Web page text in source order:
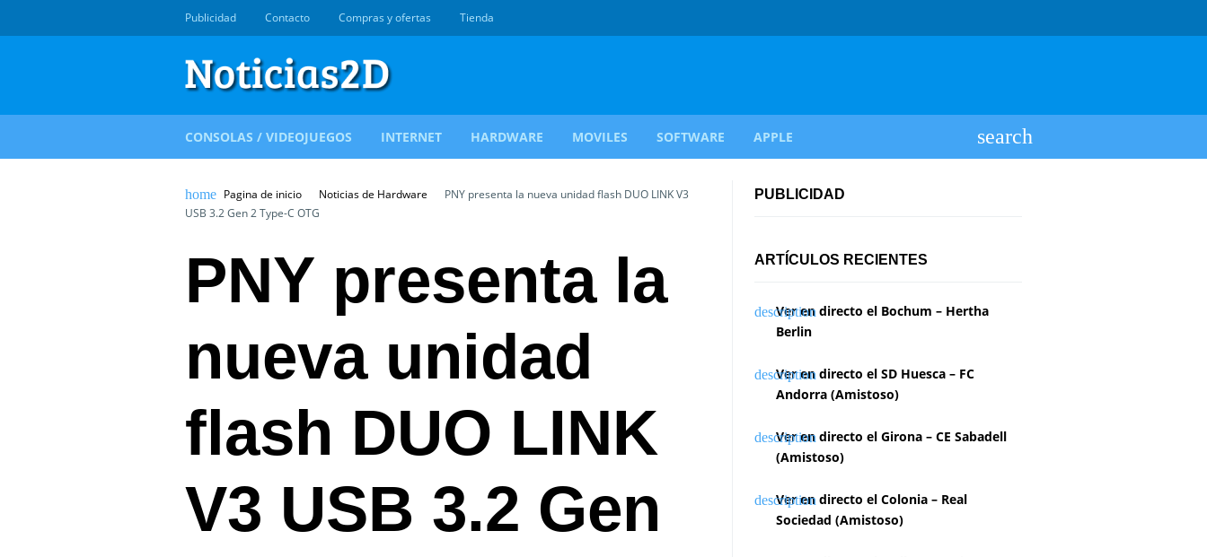
Publicidad Contacto Compras y ofertas Tienda
CONSOLAS / VIDEOJUEGOS INTERNET HARDWARE MOVILES SOFTWARE APPLE
Pagina de inicio Noticias de Hardware
PNY presenta la nueva unidad flash DUO LINK V3
USB 3.2 Gen 2 Type-C OTG
PNY presenta la
nueva unidad
flash DUO LINK
V3 USB 3.2 Gen
PUBLICIDAD
ARTÍCULOS RECIENTES
Ver en directo el Bochum – Hertha
Berlin
Ver en directo el SD Huesca – FC
Andorra (Amistoso)
Ver en directo el Girona – CE Sabadell
(Amistoso)
Ver en directo el Colonia – Real
Sociedad (Amistoso)